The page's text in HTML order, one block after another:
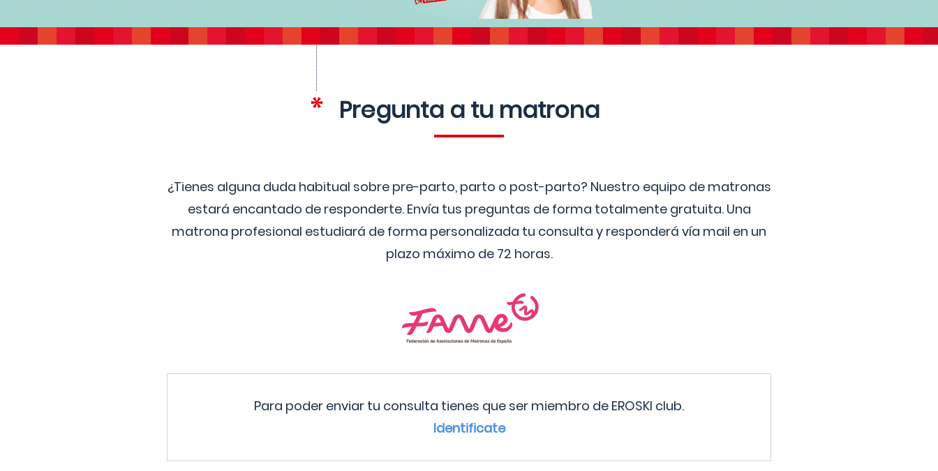
Pregunta a tu matrona
¿Tienes alguna duda habitual sobre pre-parto, parto o post-parto? Nuestro equipo de matronas
estará encantado de responderte. Envía tus preguntas de forma totalmente gratuita. Una
matrona profesional estudiará de forma personalizada tu consulta y responderá vía mail en un
plazo máximo de 72 horas.
Para poder enviar tu consulta tienes que ser miembro de EROSKI club.
Identificate